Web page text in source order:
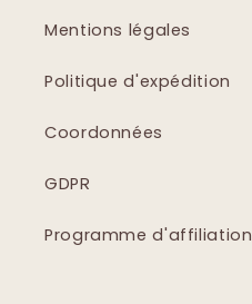
Mentions légales
Politique d'expédition
Coordonnées
GDPR
Programme d'affiliation